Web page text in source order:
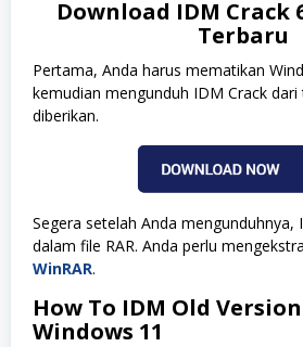
Download IDM Crack
Terbaru
Pertama, Anda harus mematikan
kemudian mengunduh IDM Crack
diberikan.
Segera setelah Anda mengunduhnya,
dalam file RAR. Anda perlu
WinRAR.
How To IDM Old
Windows 11